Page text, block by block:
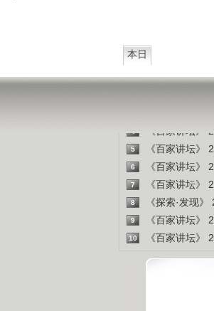
本日
1 《百家讲坛》
《百家讲坛》
5 《百家讲坛》
6 《百家讲坛》
7 《百家讲坛》
8 《探索·发现》
9 《百家讲坛》
10 《百家讲坛》